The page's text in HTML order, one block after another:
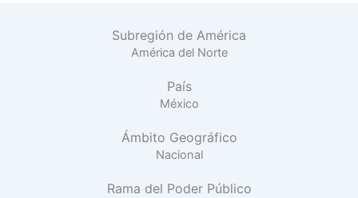
Subregión de América
América del Norte
País
México
Ámbito Geográfico
Nacional
Rama del Poder Público